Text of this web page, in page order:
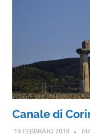
Canale di
19 FEBBRAIO 2018